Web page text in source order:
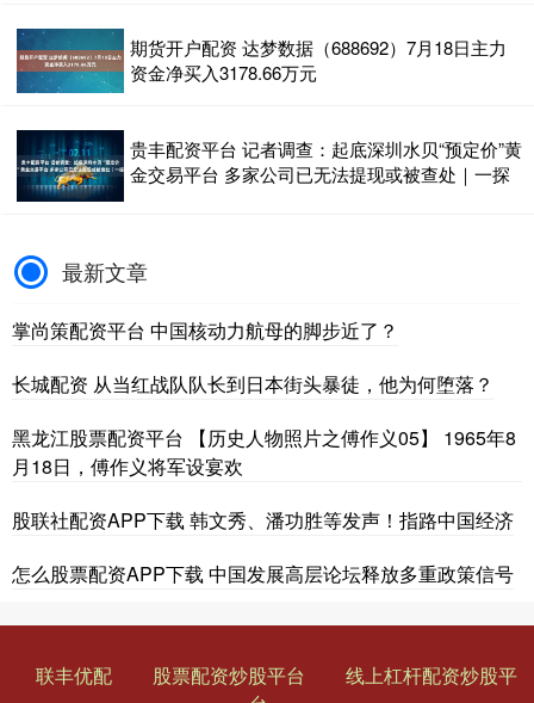
期货开户配资 达梦数据（688692）7月18日主力
资金净买入3178.66万元
贵丰配资平台 记者调查：起底深圳水贝“预定价”黄
金交易平台 多家公司已无法提现或被查处｜一探
最新文章
掌尚策配资平台 中国核动力航母的脚步近了？
长城配资 从当红战队队长到日本街头暴徒，他为何堕落？
黑龙江股票配资平台 【历史人物照片之傅作义05】 1965年8
月18日，傅作义将军设宴欢
股联社配资APP下载 韩文秀、潘功胜等发声！指路中国经济
怎么股票配资APP下载 中国发展高层论坛释放多重政策信号
联丰优配 股票配资炒股平台
线上杠杆配资炒股平